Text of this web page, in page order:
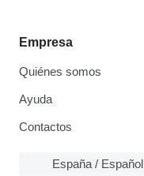
Empresa
Quiénes somos
Ayuda
Contactos
España / Español